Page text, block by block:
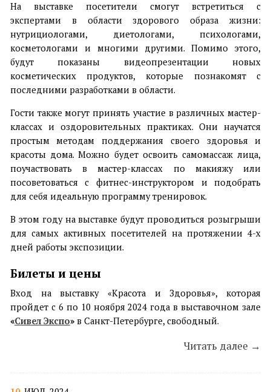
На выставке посетители смогут встретиться с
экспертами в области здорового образа жизни:
нутрициологами, диетологами, психологами,
косметологами и многими другими. Помимо этого,
будут показаны видеопрезентации новых
косметических продуктов, которые познакомят с
последними разработками в области.
Гости также могут принять участие в различных мастер-
классах и оздоровительных практиках. Они научатся
простым методам поддержания своего здоровья и
красоты дома. Можно будет освоить самомассаж лица,
поучаствовать в мастер-классах по макияжу или
посоветоваться с фитнес-инструктором и подобрать
для себя идеальную программу тренировок.
В этом году на выставке будут проводиться розыгрыши
для самых активных посетителей на протяжении 4-х
дней работы экспозиции.
Билеты и цены
Вход на выставку «Красота и Здоровья», которая
пройдет с 6 по 10 ноября 2024 года в выставочном зале
«Сивел Экспо»в Санкт-Петербурге, свободный.
Читать далее →